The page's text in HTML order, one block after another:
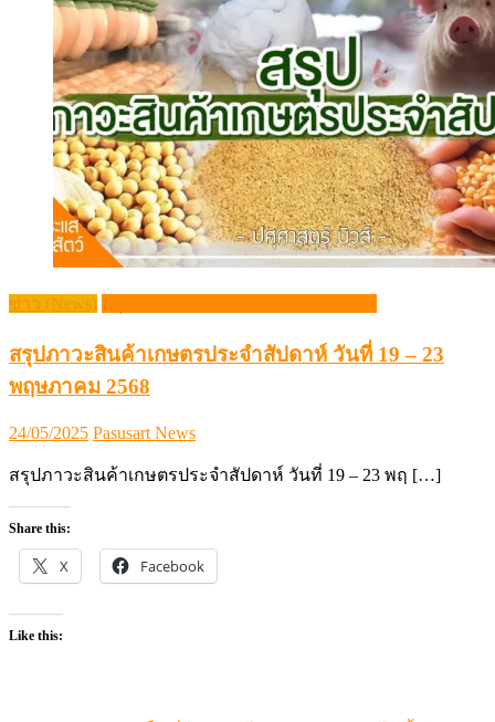
ข่าว (News)
สรุปภาวะสินค้าเกษตรประจำสัปดาห์ วันที่ 19 – 23
พฤษภาคม 2568
Posted
24/05/2025 Author
Pasusart News
สรุปภาวะสินค้าเกษตรประจำสัปดาห์ วันที่ 19 – 23 พฤ […]
Share this:
X Facebook
Like this: